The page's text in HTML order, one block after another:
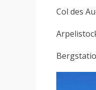
Col des